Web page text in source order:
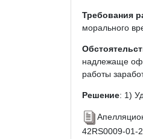
Требования
морального
надлежаще
работы
Решение: 1)
42RS0009-01-